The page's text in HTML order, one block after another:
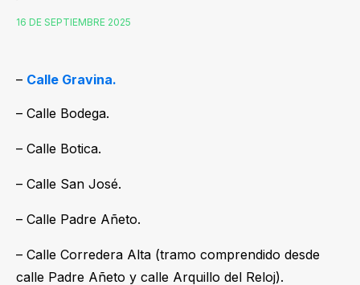
16 DE SEPTIEMBRE 2025
– Calle Gravina.
– Calle Bodega.
– Calle Botica.
– Calle San José.
– Calle Padre Añeto.
– Calle Corredera Alta (tramo comprendido desde
calle Padre Añeto y calle Arquillo del Reloj).